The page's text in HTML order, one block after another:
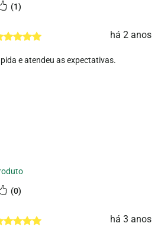
1
há 2 anos
e atendeu as expectativas.
0
há 3 anos